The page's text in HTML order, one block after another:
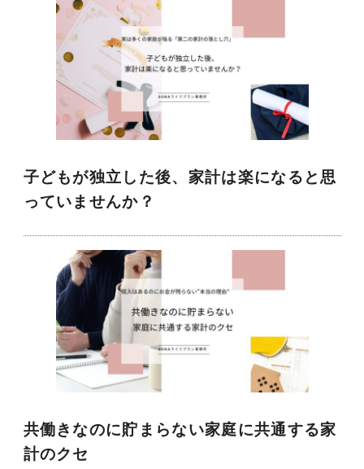
子どもが独立した後、家計は楽になると思
っていませんか？
共働きなのに貯まらない家庭に共通する家
計のクセ